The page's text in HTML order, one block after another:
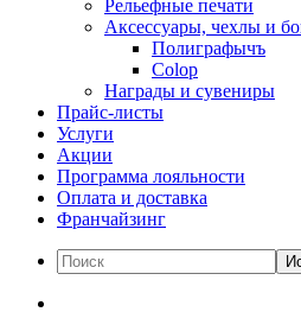
Рельефные печати
Аксессуары, чехлы и
Полиграфычъ
Colop
Награды и сувениры
Прайс-листы
Услуги
Акции
Программа лояльности
Оплата и доставка
Франчайзинг